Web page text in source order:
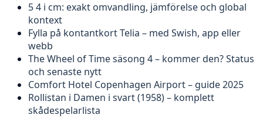
5 4 i cm: exakt omvandling, jämförelse och global
kontext
Fylla på kontantkort Telia – med Swish, app eller
webb
The Wheel of Time säsong 4 – kommer den? Status
och senaste nytt
Comfort Hotel Copenhagen Airport – guide 2025
Rollistan i Damen i svart (1958) – komplett
skådespelarlista